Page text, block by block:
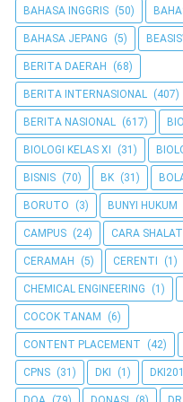
BAHASA INGGRIS (50)
BAHASA JEPANG (5)
BERITA DAERAH (68)
BERITA INTERNASIONAL (407)
BERITA NASIONAL (617)
BIOLOGI KELAS XI (31)
BISNIS (70) BK (31)
BORUTO (3) BUNYI HUKUM
CAMPUS (24) CARA SHALAT
CERAMAH (5) CERENTI (1)
CHEMICAL ENGINEERING (1)
COCOK TANAM (6)
CONTENT PLACEMENT (42)
CPNS (31) DKI (1)